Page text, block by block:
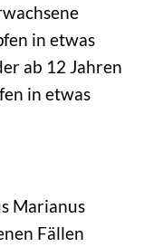
in etwas
ab 12 Jahren
in etwas
Marianus
Fällen